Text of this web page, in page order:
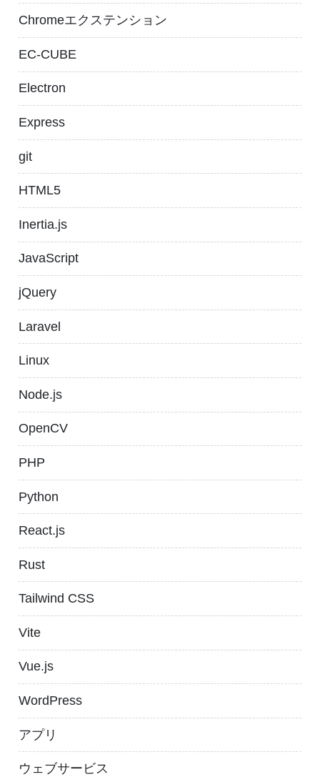
Chromeエクステンション
EC-CUBE
Electron
Express
git
HTML5
Inertia.js
JavaScript
jQuery
Laravel
Linux
Node.js
OpenCV
PHP
Python
React.js
Rust
Tailwind CSS
Vite
Vue.js
WordPress
アプリ
ウェブサービス